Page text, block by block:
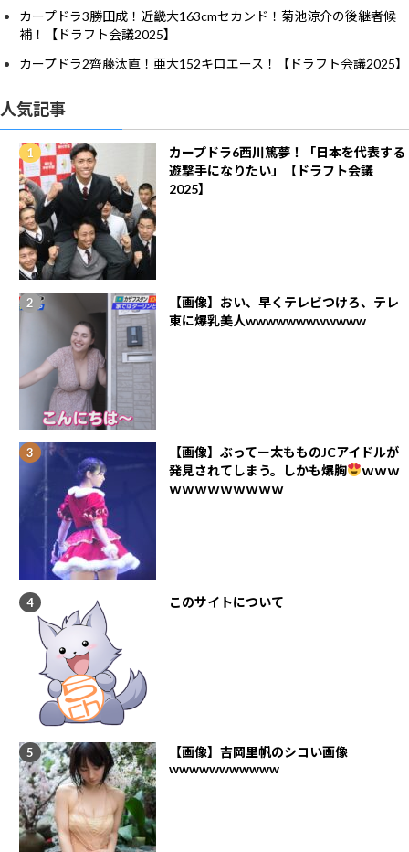
カープドラ3勝田成！近畿大163cmセカンド！菊池涼介の後継者候
補！【ドラフト会議2025】
カープドラ2齊藤汰直！亜大152キロエース！【ドラフト会議2025】
人気記事
カープドラ6西川篤夢！「日本を代表する
遊撃手になりたい」【ドラフト会議
2025】
【画像】おい、早くテレビつけろ、テレ
東に爆乳美人wwwwwwwwwwww
【画像】ぶってー太もものJCアイドルが
発見されてしまう。しかも爆胸
ｗｗｗ
ｗｗｗｗｗｗｗｗｗ
このサイトについて
【画像】吉岡里帆のシコい画像
wwwwwwwwwww